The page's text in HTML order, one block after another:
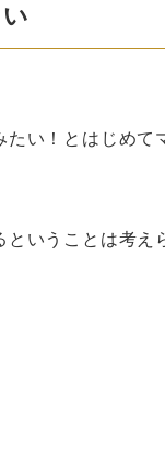
い！とはじめ
いうことは考